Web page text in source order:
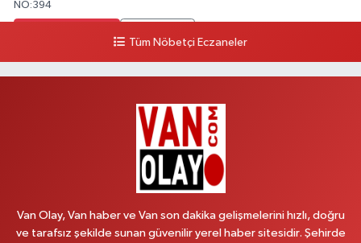
NO:394
HEKİM HASTANESİ ACİL KARŞISI
Yol Tarifi Al
MAHMUDİYE MAH.ATATÜRK CAD.NO:17B
0 (531) 621 69 65 Yol Tarifi Al
Tüm Nöbetçi Eczaneler
Van Olay, Van haber ve Van son dakika gelişmelerini hızlı, doğru
ve tarafsız şekilde sunan güvenilir yerel haber sitesidir. Şehirde